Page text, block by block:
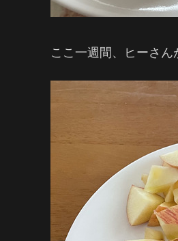
ここ一週間、ヒーさん